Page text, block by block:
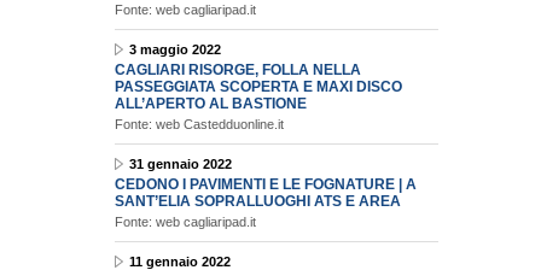
Fonte: web cagliaripad.it
3 maggio 2022
CAGLIARI RISORGE, FOLLA NELLA
PASSEGGIATA SCOPERTA E MAXI DISCO
ALL’APERTO AL BASTIONE
Fonte: web Castedduonline.it
31 gennaio 2022
CEDONO I PAVIMENTI E LE FOGNATURE | A
SANT’ELIA SOPRALLUOGHI ATS E AREA
Fonte: web cagliaripad.it
11 gennaio 2022